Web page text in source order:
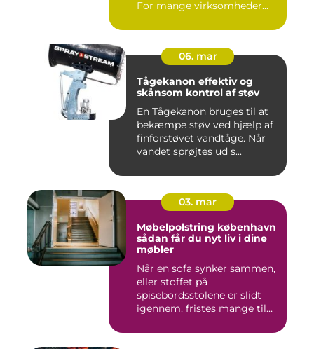
For mange virksomheder...
06. mar
Tågekanon effektiv og
skånsom kontrol af støv
En Tågekanon bruges til at
bekæmpe støv ved hjælp af
finforstøvet vandtåge. Når
vandet sprøjtes ud s...
03. mar
Møbelpolstring københavn
sådan får du nyt liv i dine
møbler
Når en sofa synker sammen,
eller stoffet på
spisebordsstolene er slidt
igennem, fristes mange til